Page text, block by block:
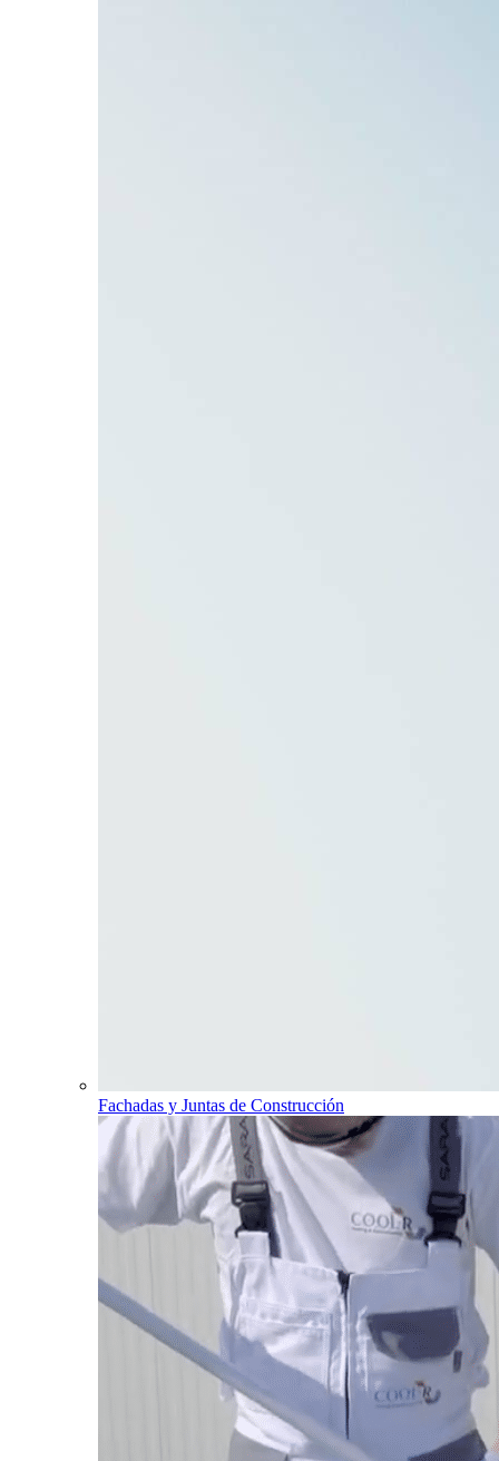
Fachadas y Juntas de Construcción